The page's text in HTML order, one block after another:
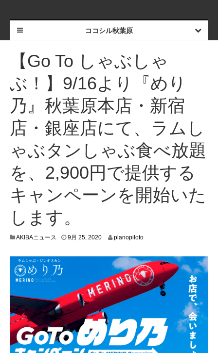
ココシル秋葉原
【Go To しゃぶしゃ
ぶ！】9/16より『めり
乃』秋葉原本店・新宿
店・銀座店にて、ラムし
ゃぶタンしゃぶ食べ放題
を、2,900円で提供する
キャンペーンを開始いた
します。
AKIBAニュース 9月 25, 20209
2
0
2
planopiloto